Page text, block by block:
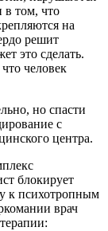
в том, что
на
решит
это сделать.
человек
но спасти
с
центра.
блокирует
к психотропным
врач